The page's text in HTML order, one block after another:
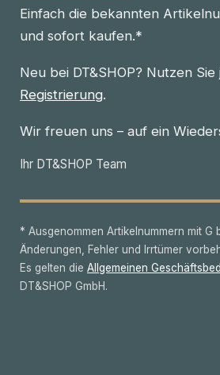
Einfach die bekannten
und sofort kaufen.*
Neu bei DT&SHOP? Nutzen
Registrierung.
Wir freuen uns – auf ein
Ihr DT&SHOP Team
* Ausgenommen Artikelnummern mit G
Änderungen, Fehler und Irrtümer
Es gelten die Allgemeinen
DT&SHOP GmbH.